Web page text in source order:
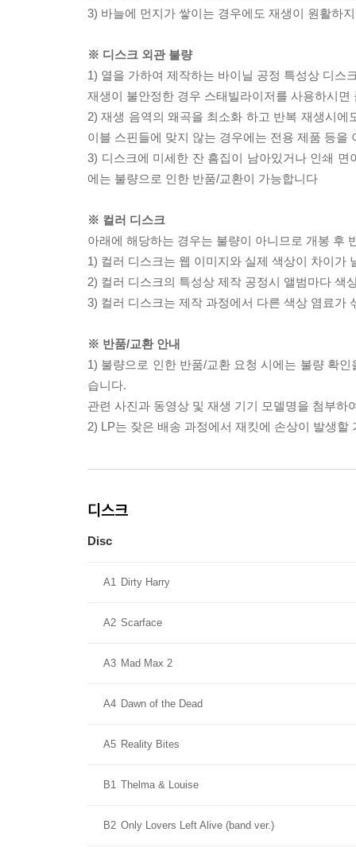
3) 바늘에 먼지가 쌓이는 경우에도 재생이 원활하
※ 디스크 외관 불량
1) 열을 가하여 제작하는 바이닐 공정 특성상 디스
재생이 불안정한 경우 스태빌라이저를 사용하시
2) 재생 음역의 왜곡을 최소화 하고 반복 재생시
이블 스핀들에 맞지 않는 경우에는 전용 제품 등
3) 디스크에 미세한 잔 흠집이 남아있거나 인쇄
에는 불량으로 인한 반품/교환이 가능합니다
※ 컬러 디스크
아래에 해당하는 경우는 불량이 아니므로 개봉 후
1) 컬러 디스크는 웹 이미지와 실제 색상이 차이가
2) 컬러 디스크의 특성상 제작 공정시 앨범마다 색
3) 컬러 디스크는 제작 과정에서 다른 색상 염료가
※ 반품/교환 안내
1) 불량으로 인한 반품/교환 요청 시에는 불량 확
습니다.
관련 사진과 동영상 및 재생 기기 모델명을 첨부하
2) LP는 잦은 배송 과정에서 재킷에 손상이 발생
디스크
Disc
A1 Dirty Harry
A2 Scarface
A3 Mad Max 2
A4 Dawn of the Dead
A5 Reality Bites
B1 Thelma & Louise
B2 Only Lovers Left Alive (band ver.)